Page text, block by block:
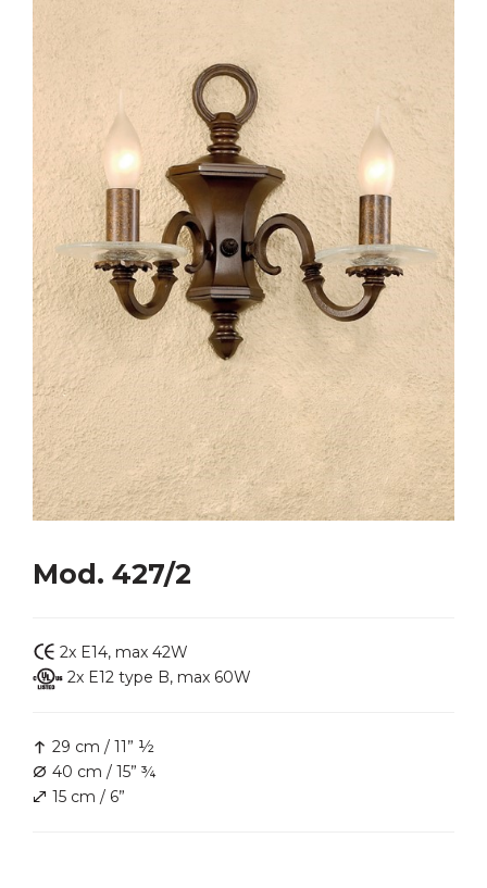
Mod. 427/2
2x E14, max 42W
2x E12 type B, max 60W
29 cm / 11” ½
40 cm / 15” ¾
15 cm / 6”